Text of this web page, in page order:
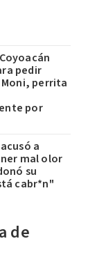
pedir
perrita
por
a
mal olor
su
cabr*n"
de